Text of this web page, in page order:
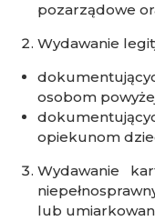
pozarządowe
Wydawanie
osobom
opiekunom
Wydawanie
lub